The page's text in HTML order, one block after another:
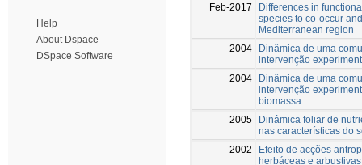
Help
About Dspace
DSpace Software
Feb-2017
Differences in
species to co-occur
Mediterranean region
2004
Dinâmica de uma
intervenção
2004
Dinâmica de uma
intervenção
biomassa
2005
Dinâmica foliar de
nas características do
2002
Efeito de acções
herbáceas e